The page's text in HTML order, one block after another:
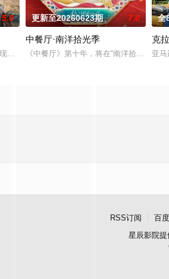
5.0
了罗德岛人紧密联系的圈子。他们有着深厚的
更新至20260623期 7.0
中餐厅·南洋拾光季
《中餐厅》第十年，将在“南洋拾光”的
全
克
亚
RSS订阅 百
星辰影院提